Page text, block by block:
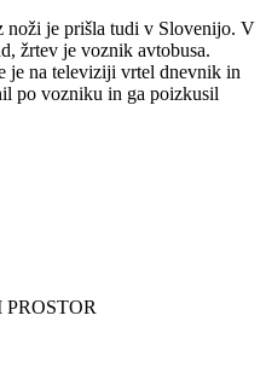
noži je prišla tudi v Slovenijo. V
žrtev je voznik avtobusa.
je na televiziji vrtel dnevnik in
po vozniku in ga poizkusil